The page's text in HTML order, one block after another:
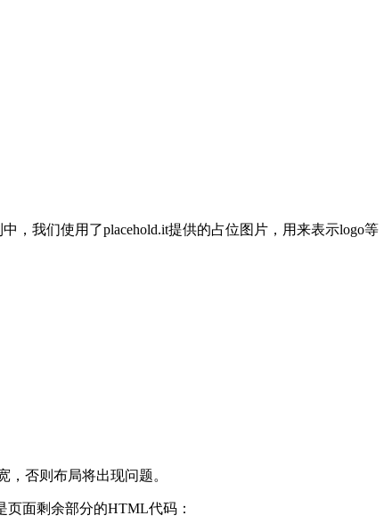
，我们使用了placehold.it提供的占位图片，用来表示logo等
否则布局将出现问题。
面剩余部分的HTML代码：